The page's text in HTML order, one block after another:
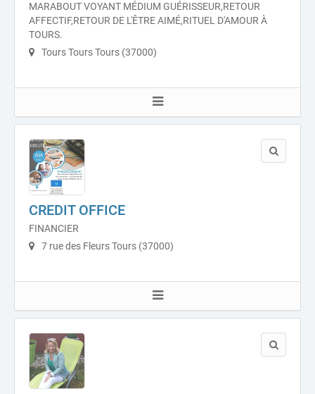
MARABOUT VOYANT MÉDIUM GUÉRISSEUR,RETOUR
AFFECTIF,RETOUR DE L'ÊTRE AIMÉ,RITUEL D'AMOUR À
TOURS.
Tours Tours Tours (37000)
CREDIT OFFICE
FINANCIER
7 rue des Fleurs Tours (37000)